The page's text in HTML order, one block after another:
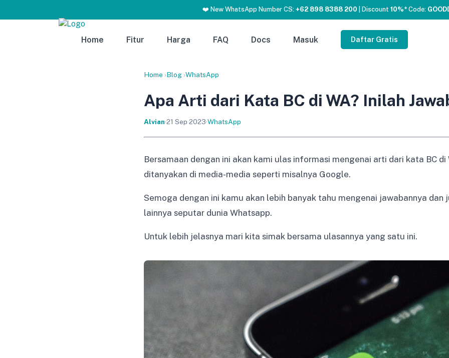
❤️ New WhatsApp Number CS: +62 898 8388 200 | Discount 10%* Code:
Home Fitur Harga FAQ Docs Masuk Daftar Gratis
Home ›Blog ›WhatsApp
Apa Arti dari Kata BC di WA? Inilah
Alvian·21 Sep 2023·WhatsApp
Bersamaan dengan ini akan kami ulas informasi mengenai arti dari kata BC di
ditanyakan di media-media seperti misalnya Google.
Semoga dengan ini kamu akan lebih banyak tahu mengenai jawabannya dan
lainnya seputar dunia Whatsapp.
Untuk lebih jelasnya mari kita simak bersama ulasannya yang satu ini.